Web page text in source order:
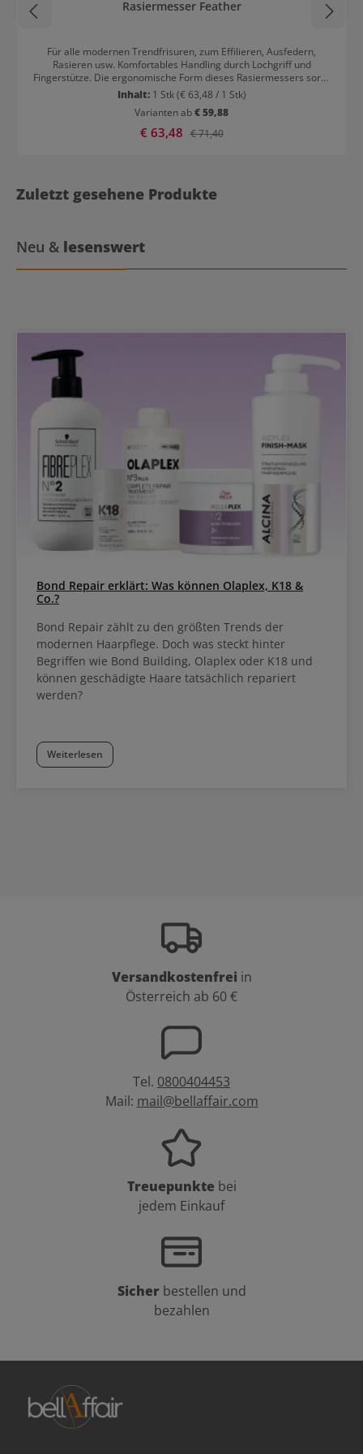
Rasiermesser Feather
Für alle modernen Trendfrisuren, zum Effilieren, Ausfedern,
Rasieren usw. Komfortables Handling durch Lochgriff und
Fingerstütze. Die ergonomische Form dieses Rasiermessers sorgt
für ein angenehmes Gefühl bei der Handhabung.
Inhalt: 1 Stk(€ 63,48 / 1 Stk)
Varianten ab€ 59,88
Verkaufspreis:
€ 63,48 Regulärer Preis:
€ 71,40
Zuletzt gesehene Produkte
Neu & lesenswert
Bond Repair erklärt: Was können Olaplex, K18 &
Co.?
Bond Repair zählt zu den größten Trends der
modernen Haarpflege. Doch was steckt hinter
Begriffen wie Bond Building, Olaplex oder K18 und
können geschädigte Haare tatsächlich repariert
werden?
Weiterlesen
Versandkostenfrei in
Österreich ab 60 €
Tel. 0800404453
Mail: mail@bellaffair.com
Treuepunkte bei
jedem Einkauf
Sicher bestellen und
bezahlen